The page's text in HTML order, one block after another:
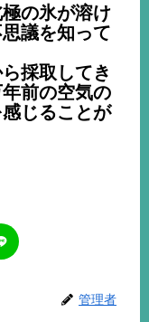
の氷が溶け
議を知って
採取してき
前の空気の
じることが
管理者